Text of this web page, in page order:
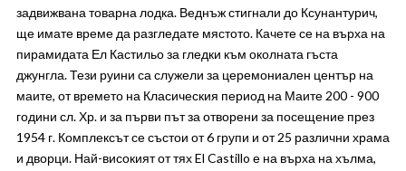
задвижвана товарна лодка. Веднъж стигнали до Ксунантурич,
ще имате време да разгледате мястото. Качете се на върха на
пирамидата Ел Кастильо за гледки към околната гъста
джунгла. Тези руини са служели за церемониален център на
маите, от времето на Класическия период на Маите 200 - 900
години сл. Хр. и за първи път за отворени за посещение през
1954 г. Комплексът се състои от 6 групи и от 25 различни храма
и дворци. Най-високият от тях El Castillo е на върха на хълма,